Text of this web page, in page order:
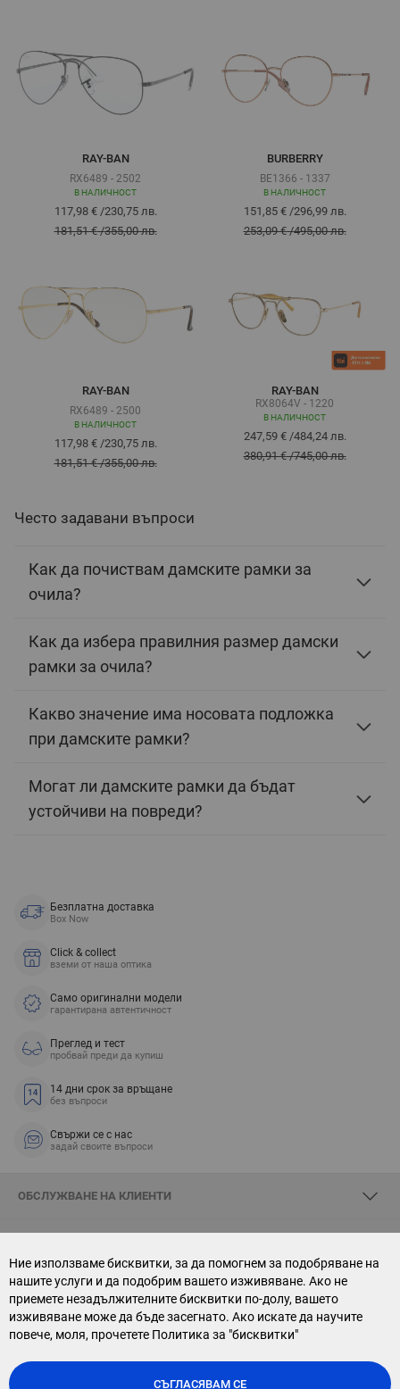
Ние използваме бисквитки, за да помогнем за подобряване на
нашите услуги и да подобрим вашето изживяване. Ако не
приемете незадължителните бисквитки по-долу, вашето
изживяване може да бъде засегнато. Ако искате да научите
повече, моля, прочетете Политика за "бисквитки"
СЪГЛАСЯВАМ СЕ
RAY-BAN
RX6489 - 2502
В НАЛИЧНОСТ
117,98 €/230,75 лв.
181,51 €/355,00 лв.
BURBERRY
BE1366 - 1337
В НАЛИЧНОСТ
151,85 €/296,99 лв.
253,09 €/495,00 лв.
RAY-BAN
RX6489 - 2500
В НАЛИЧНОСТ
117,98 €/230,75 лв.
181,51 €/355,00 лв.
RAY-BAN
RX8064V - 1220
В НАЛИЧНОСТ
247,59 €/484,24 лв.
380,91 €/745,00 лв.
Често задавани въпроси
Как да почиствам дамските рамки за
очила?
Как да избера правилния размер дамски
рамки за очила?
Какво значение има носовата подложка
при дамските рамки?
Могат ли дамските рамки да бъдат
устойчиви на повреди?
Безплатна доставка
Box Now
Click & collect
вземи от наша оптика
Само оригинални модели
гарантирана автентичност
Преглед и тест
пробвай преди да купиш
14 дни срок за връщане
без въпроси
Свържи се с нас
задай своите въпроси
ОБСЛУЖВАНЕ НА КЛИЕНТИ
СВЪРЖИ СЕ С НАС
АБОНАМЕНТ ЗА БЮЛЕТИН